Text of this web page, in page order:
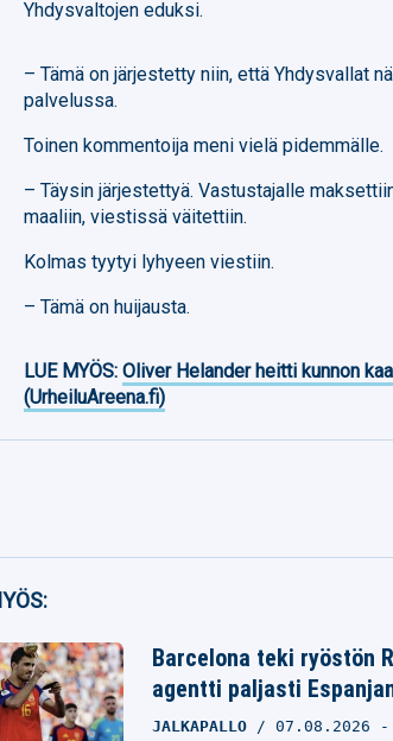
Yhdysvaltojen eduksi.
– Tämä on järjestetty niin, että Yhdysvallat
palvelussa.
Toinen kommentoija meni vielä pidemmälle.
– Täysin järjestettyä. Vastustajalle
maaliin, viestissä väitettiin.
Kolmas tyytyi lyhyeen viestiin.
– Tämä on huijausta.
LUE MYÖS:Oliver Helander heitti kunnon
(UrheiluAreena.fi)
Facebook
Twitter
Whatsapp
Barcelona teki ryöstön
agentti paljasti
JALKAPALLO 07.08.2026 -